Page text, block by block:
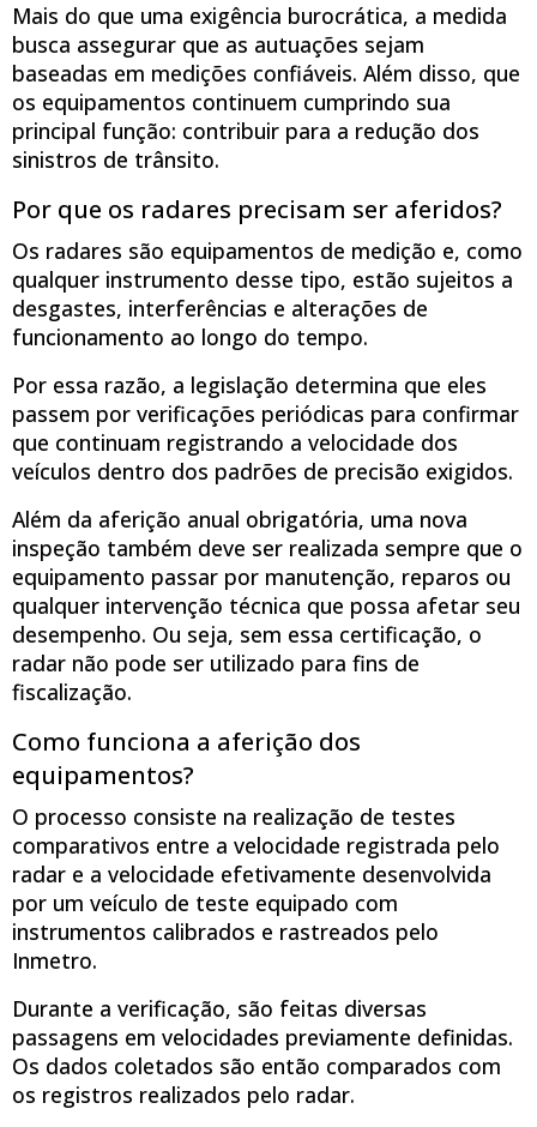
Mais do que uma exigência burocrática, a medida
busca assegurar que as autuações sejam
baseadas em medições confiáveis. Além disso, que
os equipamentos continuem cumprindo sua
principal função: contribuir para a redução dos
sinistros de trânsito.
Por que os radares precisam ser aferidos?
Os radares são equipamentos de medição e, como
qualquer instrumento desse tipo, estão sujeitos a
desgastes, interferências e alterações de
funcionamento ao longo do tempo.
Por essa razão, a legislação determina que eles
passem por verificações periódicas para confirmar
que continuam registrando a velocidade dos
veículos dentro dos padrões de precisão exigidos.
Além da aferição anual obrigatória, uma nova
inspeção também deve ser realizada sempre que o
equipamento passar por manutenção, reparos ou
qualquer intervenção técnica que possa afetar seu
desempenho. Ou seja, sem essa certificação, o
radar não pode ser utilizado para fins de
fiscalização.
Como funciona a aferição dos
equipamentos?
O processo consiste na realização de testes
comparativos entre a velocidade registrada pelo
radar e a velocidade efetivamente desenvolvida
por um veículo de teste equipado com
instrumentos calibrados e rastreados pelo
Inmetro.
Durante a verificação, são feitas diversas
passagens em velocidades previamente definidas.
Os dados coletados são então comparados com
os registros realizados pelo radar.